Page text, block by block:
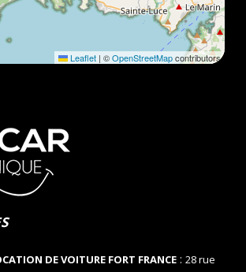
Leaflet | ©OpenStreetMapcontributors
DE VOITURE FORT FRANCE: 28 rue